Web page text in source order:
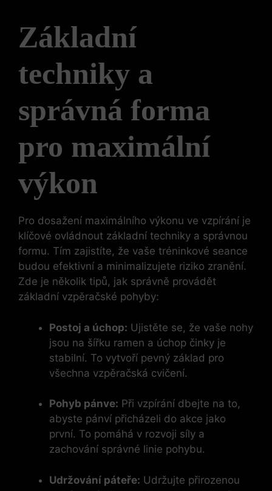
Základní
techniky ⁢a
správná forma
pro maximální
výkon
Pro dosažení maximálního výkonu ve vzpírání je
klíčové ‍ovládnout základní techniky a správnou⁢
formu. Tím zajistíte, ⁤že vaše tréninkové seance
budou efektivní a minimalizujete riziko zranění.
Zde je několik tipů,⁤ jak správně⁤ provádět
základní vzpěračské pohyby:
Postoj a úchop: Ujistěte se, že vaše nohy
jsou na šířku ramen a úchop činky je
stabilní.​ To vytvoří pevný základ pro
všechna vzpěračská cvičení.
Pohyb pánve: Při vzpírání dbejte‍ na to,
abyste pánví ‍přicházeli do‌ akce jako​
první. To pomáhá v rozvoji síly a
zachování správné linie pohybu.
Udržování páteře: Udržujte přirozenou